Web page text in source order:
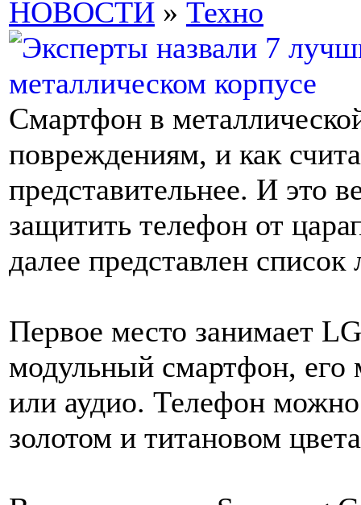
НОВОСТИ » Техно
Смартфон в
повреждениям, и как
представительнее. И это
защитить телефон от
далее представлен
Первое место занимает
модульный смартфон, его
или аудио. Телефон
золотом и титановом